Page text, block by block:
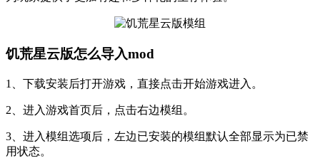
饥荒星云版怎么导入mod
1、下载安装后打开游戏，直接点击开始游戏进入。
2、进入游戏首页后，点击右边模组。
3、进入模组选项后，左边已安装的模组默认全部显示为已禁
用状态。